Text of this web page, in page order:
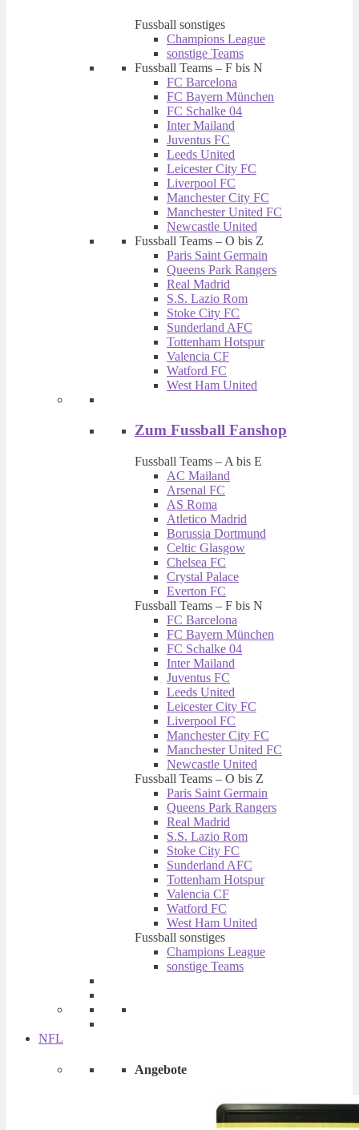
Fussball sonstiges
Champions League
sonstige Teams
Fussball Teams – F bis N
FC Barcelona
FC Bayern München
FC Schalke 04
Inter Mailand
Juventus FC
Leeds United
Leicester City FC
Liverpool FC
Manchester City FC
Manchester United FC
Newcastle United
Fussball Teams – O bis Z
Paris Saint Germain
Queens Park Rangers
Real Madrid
S.S. Lazio Rom
Stoke City FC
Sunderland AFC
Tottenham Hotspur
Valencia CF
Watford FC
West Ham United
Zum Fussball Fanshop
Fussball Teams – A bis E
AC Mailand
Arsenal FC
AS Roma
Atletico Madrid
Borussia Dortmund
Celtic Glasgow
Chelsea FC
Crystal Palace
Everton FC
Fussball Teams – F bis N
FC Barcelona
FC Bayern München
FC Schalke 04
Inter Mailand
Juventus FC
Leeds United
Leicester City FC
Liverpool FC
Manchester City FC
Manchester United FC
Newcastle United
Fussball Teams – O bis Z
Paris Saint Germain
Queens Park Rangers
Real Madrid
S.S. Lazio Rom
Stoke City FC
Sunderland AFC
Tottenham Hotspur
Valencia CF
Watford FC
West Ham United
Fussball sonstiges
Champions League
sonstige Teams
NFL
Angebote